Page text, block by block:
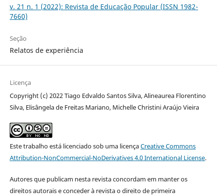
v. 21 n. 1 (2022): Revista de Educação Popular (ISSN 1982-
7660)
Seção
Relatos de experiência
Licença
Copyright (c) 2022 Tiago Edvaldo Santos Silva, Alineaurea Florentino
Silva, Elisângela de Freitas Mariano, Michelle Christini Araújo Vieira
Este trabalho está licenciado sob uma licençaCreative Commons
Attribution-NonCommercial-NoDerivatives 4.0 International License.
Autores que publicam nesta revista concordam em manter os
direitos autorais e conceder à revista o direito de primeira